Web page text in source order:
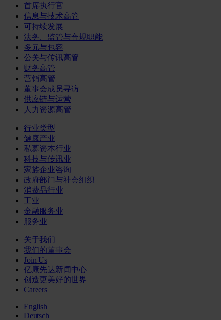
首席执行官
信息与技术高管
可持续发展
法务、监管与合规职能
多元与包容
公关与传讯高管
财务高管
营销高管
董事会成员寻访
供应链与运营
人力资源高管
行业类型
健康产业
私募资本行业
科技与传讯业
家族企业咨询
政府部门与社会组织
消费品行业
工业
金融服务业
服务业
关于我们
我们的董事会
Join Us
亿康先达新闻中心
创造更美好的世界
Careers
English
Deutsch